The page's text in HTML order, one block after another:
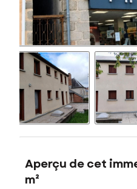
Aperçu de cet
m²